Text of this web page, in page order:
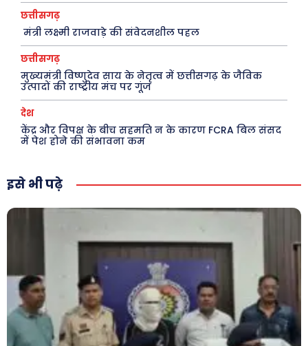
X Youtube
छत्तीसगढ़
मंत्री लक्ष्मी राजवाड़े की संवेदनशील पहल
छत्तीसगढ़
मुख्यमंत्री विष्णुदेव साय के नेतृत्व में छत्तीसगढ़ के जैविक
उत्पादों की राष्ट्रीय मंच पर गूंज
देश
केंद्र और विपक्ष के बीच सहमति न के कारण FCRA बिल संसद
में पेश होने की संभावना कम
इसे भी पढ़े